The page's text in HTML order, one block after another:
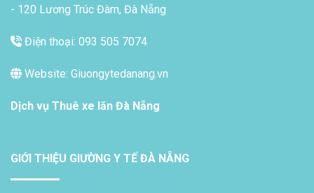
- 120 Lương Trúc Đàm, Đà Nẵng
Điện thoại: 093 505 7074
Website: Giuongytedanang.vn
Dịch vụ Thuê xe lăn Đà Nẵng
GIỚI THIỆU GIƯỜNG Y TẾ ĐÀ NẴNG